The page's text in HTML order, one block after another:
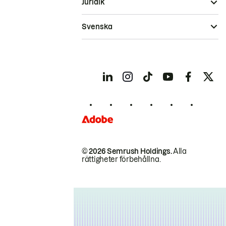
© 2026 Semrush Holdings.Alla
rättigheter förbehållna.
Juridik
Svenska